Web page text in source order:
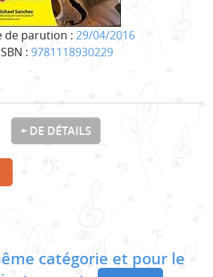
de parution : 29/04/2016
: 9781118930229
+ DE DÉTAILS
catégorie et pour le